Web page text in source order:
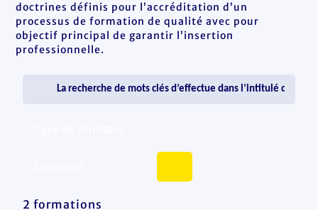
doctrines définis pour l’accréditation d’un
processus de formation de qualité avec pour
objectif principal de garantir l’insertion
professionnelle.
2 formations